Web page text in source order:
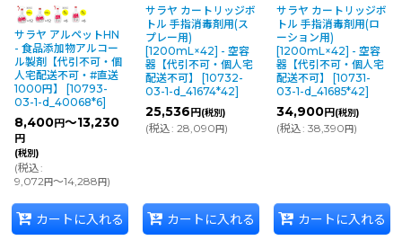
サラヤ アルペットHN
- 食品添加物アルコー
ル製剤【代引不可・個
人宅配送不可・#直送
1000円】
[10793-
03-1-d_40068*6]
8,400円～13,230
円
(税別)
(税込:
9,072円～14,288円)
カートに入れる
サラヤ カートリッジボ
トル 手指消毒剤用(ス
プレー用)
[1200mL×42] - 空容
器【代引不可・個人宅
配送不可】
[10732-
03-1-d_41674*42]
25,536 円 (税別)
(税込: 28,090 円)
カートに入れる
サラヤ カートリッジボ
トル 手指消毒剤用(ロ
ーション用)
[1200mL×42] - 空容
器【代引不可・個人宅
配送不可】
[10731-
03-1-d_41685*42]
34,900円 (税別)
(税込: 38,390 円)
カートに入れる